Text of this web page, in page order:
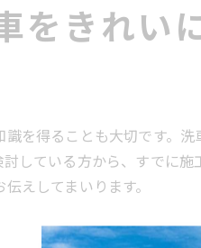
をきれい
を得ることも大切です。
している方から、すでに
えしてまいります。